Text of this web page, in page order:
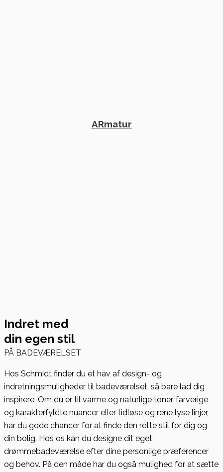
ARmatur
Indret med
din egen stil
PÅ BADEVÆRELSET
Hos Schmidt finder du et hav af design- og
indretningsmuligheder til badeværelset, så bare lad dig
inspirere. Om du er til varme og naturlige toner, farverige
og karakterfyldte nuancer eller tidløse og rene lyse linjer,
har du gode chancer for at finde den rette stil for dig og
din bolig. Hos os kan du designe dit eget
drømmebadeværelse efter dine personlige præferencer
og behov. På den måde har du også mulighed for at sætte